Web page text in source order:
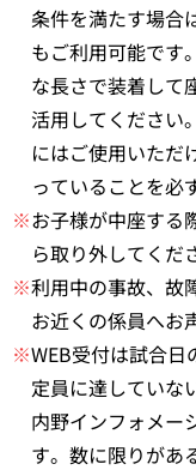
条件を満たす場合
もご利用可能です
な長さで装着して
活用してください
にはご使用いただ
っていることを必
※お子様が中座する
ら取り外してくだ
※利用中の事故、故
お近くの係員へお
※WEB受付は試合
定員に達していな
内野インフォメー
す。数に限りがあ